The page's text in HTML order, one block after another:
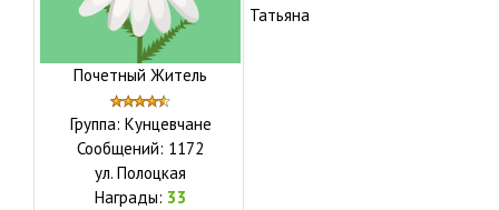
Почетный Житель
Группа: Кунцевчане
Сообщений: 1172
ул. Полоцкая
Награды: 33
Татьяна